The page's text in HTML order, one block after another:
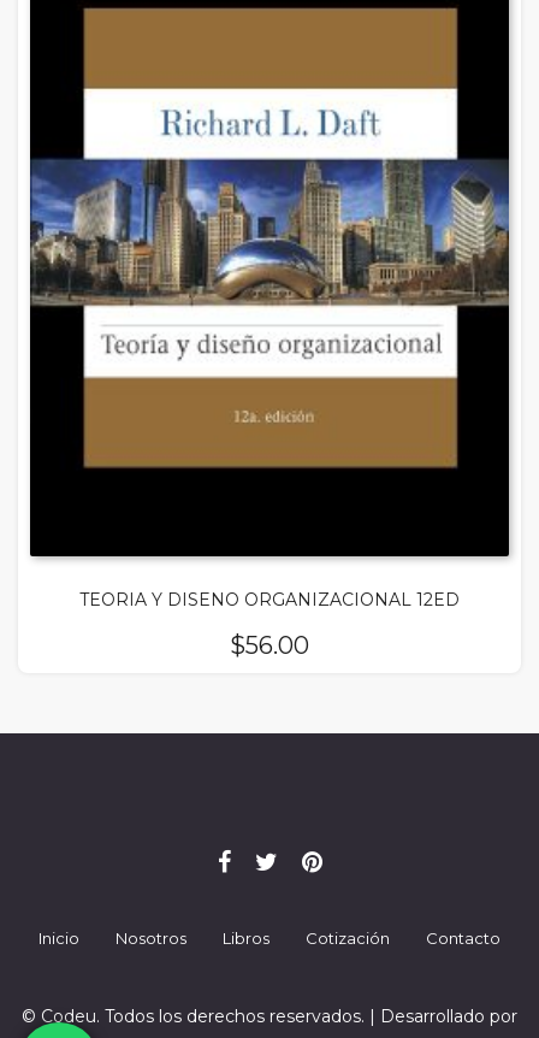
TEORIA Y DISENO ORGANIZACIONAL 12ED
$56.00
Inicio Nosotros Libros Cotización Contacto
© Codeu. Todos los derechos reservados. | Desarrollado por